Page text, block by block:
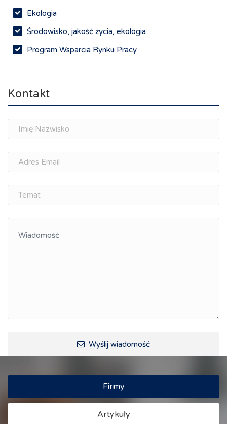
Ekologia
Środowisko, jakość życia, ekologia
Program Wsparcia Rynku Pracy
Spotkania branżowe
osobisty
Memorandum Gospodarcze PL-CZ
Śląskie Porozumienie Gospodarcze
ŚLĄSK.ONLINE
Integracja
Kontakt
Wyślij wiadomość
Firmy
Artykuły